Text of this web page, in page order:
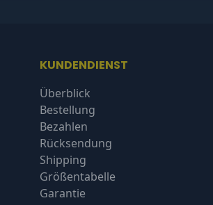
KUNDENDIENST
Überblick
Bestellung
Bezahlen
Rücksendung
Shipping
Größentabelle
Garantie